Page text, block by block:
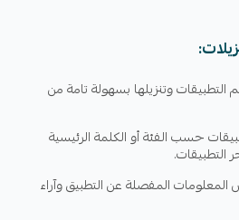
وتنزيلها بسهولة تامة من
حسب الفئة أو الكلمة الرئيسية
التطبيقات.
المفصلة عن التطبيق وآراء